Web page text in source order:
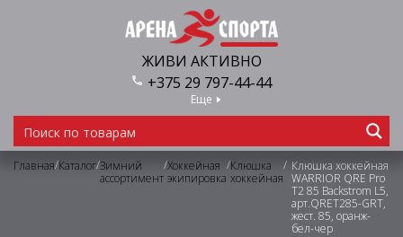
ЖИВИ АКТИВНО
+375 29 797-44-44
Еще
Главная/Каталог/Зимний
ассортимент
/Хоккейная
экипировка
/Клюшка
хоккейная
/ Клюшка хоккейная
WARRIOR QRE Pro
T2 85 Backstrom L5,
арт.QRET285-GRT,
жест. 85, оранж-
бел-чер